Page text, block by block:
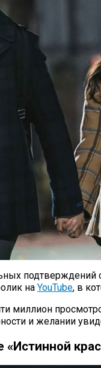
подтверждений
на YouTube, в
миллион
и желании
«Истинной